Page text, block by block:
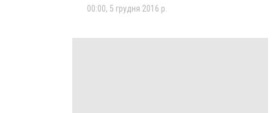
00:00, 5 грудня 2016 р.